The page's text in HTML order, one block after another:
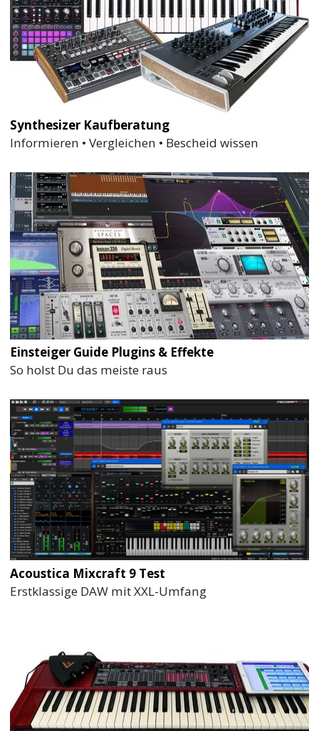
Synthesizer Kaufberatung
Informieren • Vergleichen • Bescheid wissen
Einsteiger Guide Plugins & Effekte
So holst Du das meiste raus
Acoustica Mixcraft 9 Test
Erstklassige DAW mit XXL-Umfang